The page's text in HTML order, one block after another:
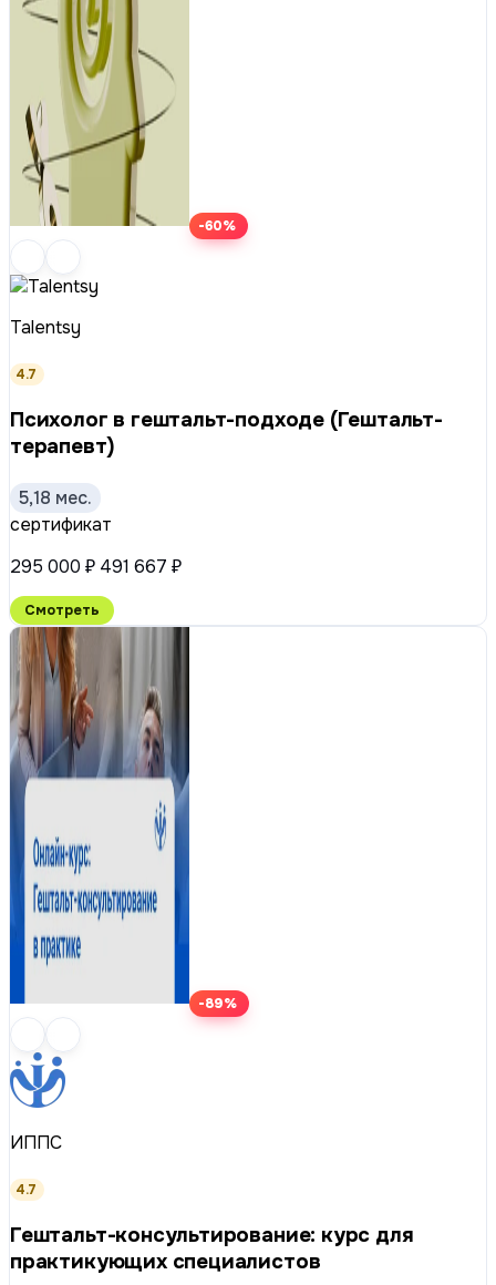
-60%
Talentsy
4.7
Психолог в гештальт-подходе (Гештальт-
терапевт)
5,18 мес.
сертификат
295 000 ₽ 491 667 ₽
Смотреть
-89%
ИППС
4.7
Гештальт-консультирование: курс для
практикующих специалистов